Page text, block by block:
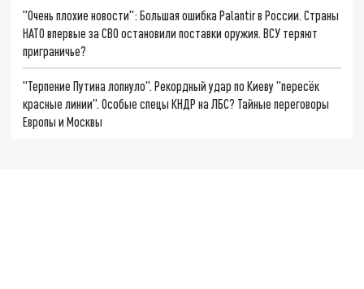
"Очень плохие новости": Большая ошибка Palantir в России. Страны
НАТО впервые за СВО остановили поставки оружия. ВСУ теряют
приграничье?
"Терпение Путина лопнуло". Рекордный удар по Киеву "пересёк
красные линии". Особые спецы КНДР на ЛБС? Тайные переговоры
Европы и Москвы